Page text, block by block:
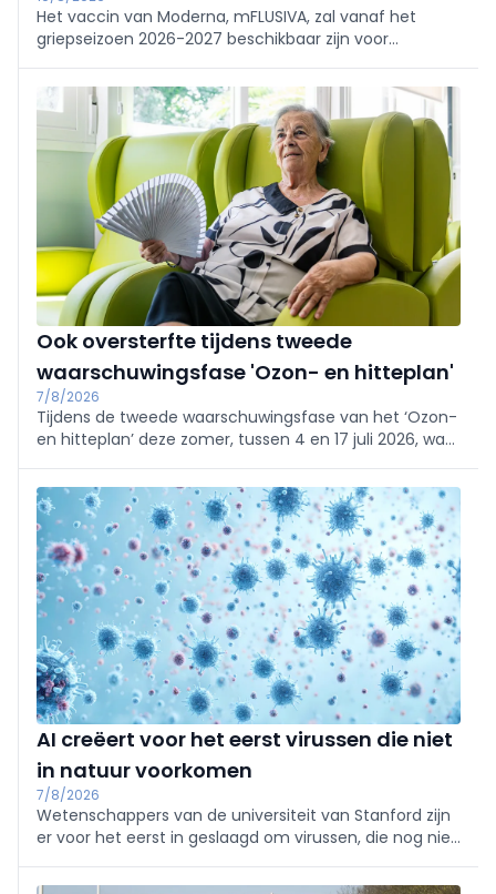
Het vaccin van Moderna, mFLUSIVA, zal vanaf het
griepseizoen 2026-2027 beschikbaar zijn voor
Ook oversterfte tijdens tweede
waarschuwingsfase 'Ozon- en hitteplan'
7/8/2026
Tijdens de tweede waarschuwingsfase van het ‘Ozon-
en hitteplan’ deze zomer, tussen 4 en 17 juli 2026, was
de oversterfte aanhouden, hoewel beperkter dan
tijdens de hittegolf eind juni.
AI creëert voor het eerst virussen die niet
in natuur voorkomen
7/8/2026
Wetenschappers van de universiteit van Stanford zijn
er voor het eerst in geslaagd om virussen, die nog niet
artificiële intelligentie (AI)